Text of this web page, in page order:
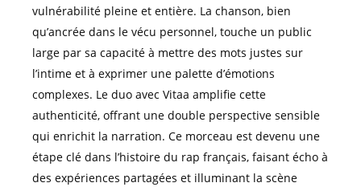
vulnérabilité pleine et entière. La chanson, bien
qu’ancrée dans le vécu personnel, touche un public
large par sa capacité à mettre des mots justes sur
l’intime et à exprimer une palette d’émotions
complexes. Le duo avec Vitaa amplifie cette
authenticité, offrant une double perspective sensible
qui enrichit la narration. Ce morceau est devenu une
étape clé dans l’histoire du rap français, faisant écho à
des expériences partagées et illuminant la scène